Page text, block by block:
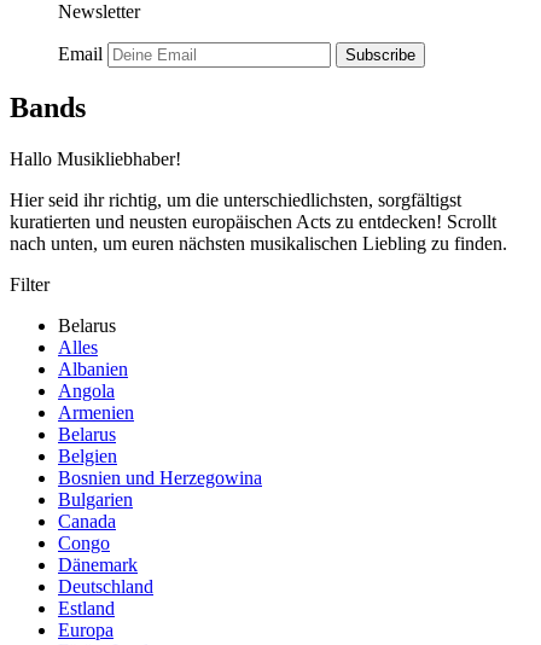
Newsletter
Email Subscribe
Bands
Hallo Musikliebhaber!
Hier seid ihr richtig, um die unterschiedlichsten, sorgfältigst
kuratierten und neusten europäischen Acts zu entdecken! Scrollt
nach unten, um euren nächsten musikalischen Liebling zu finden.
Filter
Belarus
Alles
Albanien
Angola
Armenien
Belarus
Belgien
Bosnien und Herzegowina
Bulgarien
Canada
Congo
Dänemark
Deutschland
Estland
Europa